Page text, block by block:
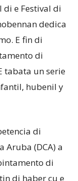
e Festival di
dedica
E fin di
di
tabata un serie
hubenil y
di
Aruba (DCA) a
di
di haber cu e